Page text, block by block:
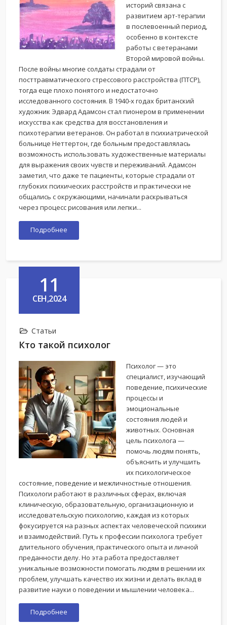
историй связана с
развитием арт-терапии
в послевоенный период,
особенно в контексте
работы с ветеранами
Второй мировой войны.
После войны многие солдаты страдали от
посттравматического стрессового расстройства (ПТСР),
тогда еще плохо понятого и недостаточно
исследованного состояния. В 1940-х годах британский
художник Эдвард Адамсон стал пионером в применении
искусства как средства для восстановления и
психотерапии ветеранов. Он работал в психиатрической
больнице Неттертон, где больным предоставлялась
возможность использовать художественные материалы
для выражения своих чувств и переживаний. Адамсон
заметил, что даже те пациенты, которые страдали от
глубоких психических расстройств и практически не
общались с окружающими, начинали раскрываться
через процесс рисования или лепки...
Подробнее
11
СЕН,2024
Статьи
Кто такой психолог
Психолог — это
специалист, изучающий
поведение, психические
процессы и
эмоциональные
состояния людей и
животных. Основная
цель психолога —
помочь людям понять,
объяснить и улучшить
их психологическое
состояние, поведение и межличностные отношения.
Психологи работают в различных сферах, включая
клиническую, образовательную, организационную и
исследовательскую психологию, каждая из которых
фокусируется на разных аспектах человеческой психики
и взаимодействий. Путь к профессии психолога требует
длительного обучения, практического опыта и личной
преданности делу. Но эта работа предоставляет
уникальные возможности помогать людям в решении их
проблем, улучшать качество их жизни и делать вклад в
развитие науки о поведении и мышлении человека...
Подробнее